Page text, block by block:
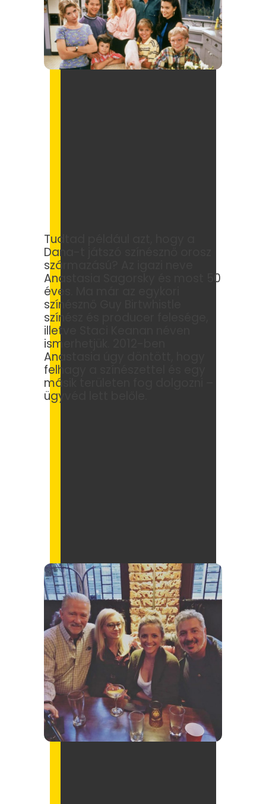
Tudtad például azt, hogy a
Dana-t játszó színésznő orosz
származású? Az igazi neve
Anastasia Sagorsky és most 50
éves. Ma már az egykori
színésznő Guy Birtwhistle
színész és producer felesége,
illetve Staci Keanan néven
ismerhetjük. 2012-ben
Anastasia úgy döntött, hogy
felhagy a színészettel és egy
másik területen fog dolgozni –
ügyvéd lett belőle.